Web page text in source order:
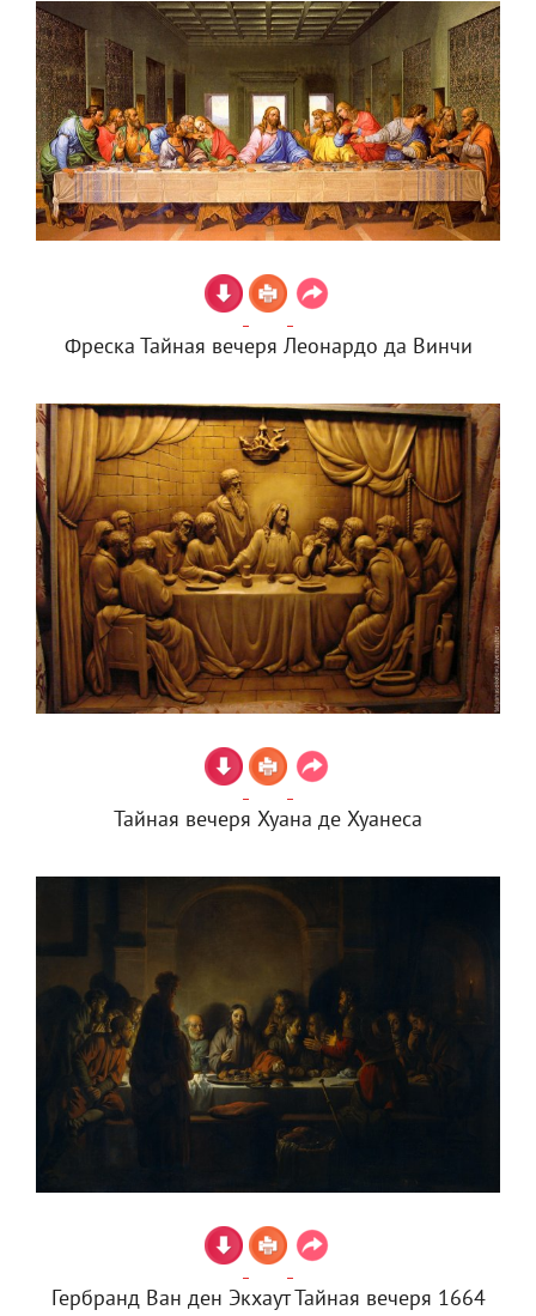
Фреска Тайная вечеря Леонардо да Винчи
Тайная вечеря Хуана де Хуанеса
Гербранд Ван ден Экхаут Тайная вечеря 1664